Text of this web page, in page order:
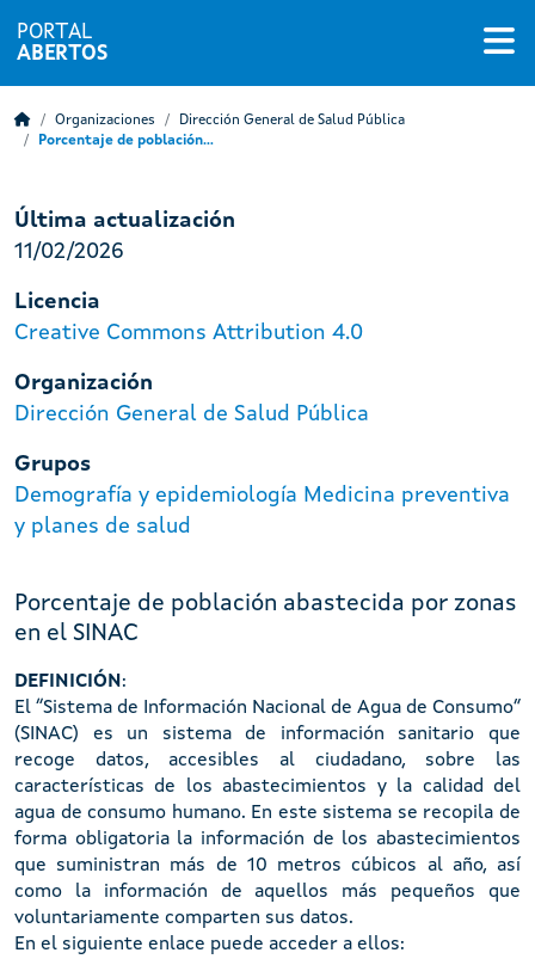
PORTAL
ABERTOS
Organizaciones
Dirección General de Salud Pública
Porcentaje de población...
Última actualización
11/02/2026
Licencia
Creative Commons Attribution 4.0
Organización
Dirección General de Salud Pública
Grupos
Demografía y epidemiología Medicina preventiva
y planes de salud
Porcentaje de población abastecida por zonas
en el SINAC
DEFINICIÓN :
El “Sistema de Información Nacional de Agua de Consumo”
(SINAC) es un sistema de información sanitario que
recoge datos, accesibles al ciudadano, sobre las
características de los abastecimientos y la calidad del
agua de consumo humano. En este sistema se recopila de
forma obligatoria la información de los abastecimientos
que suministran más de 10 metros cúbicos al año, así
como la información de aquellos más pequeños que
voluntariamente comparten sus datos.
En el siguiente enlace puede acceder a ellos: